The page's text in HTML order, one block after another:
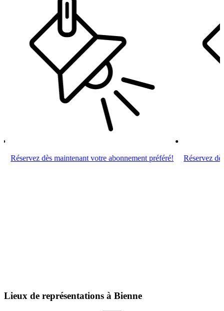
Réservez dès maintenant votre abonnement préféré! Réservez dès
Lieux de représentations à Bienne